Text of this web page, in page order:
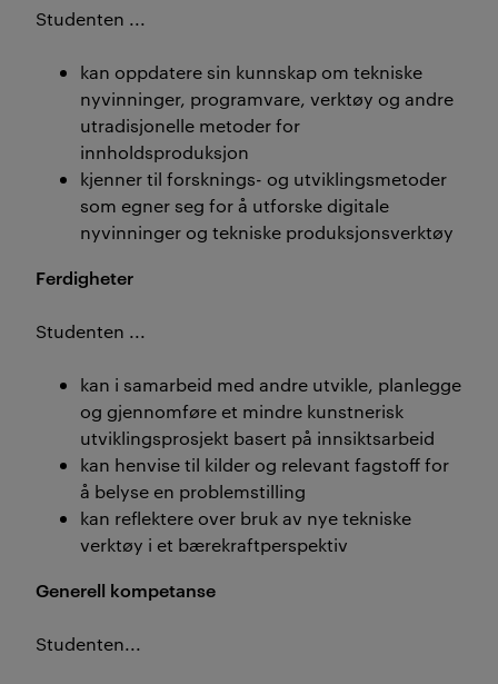
Studenten ...
kan oppdatere sin kunnskap om tekniske
nyvinninger, programvare, verktøy og andre
utradisjonelle metoder for
innholdsproduksjon
kjenner til forsknings- og utviklingsmetoder
som egner seg for å utforske digitale
nyvinninger og tekniske produksjonsverktøy
Ferdigheter
Studenten ...
kan i samarbeid med andre utvikle, planlegge
og gjennomføre et mindre kunstnerisk
utviklingsprosjekt basert på innsiktsarbeid
kan henvise til kilder og relevant fagstoff for
å belyse en problemstilling
kan reflektere over bruk av nye tekniske
verktøy i et bærekraftperspektiv
Generell kompetanse
Studenten...